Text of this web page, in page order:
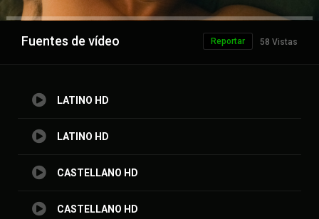
Anuncio
Fuentes de vídeo 58 Vistas
Reportar
LATINO HD
LATINO HD
CASTELLANO HD
CASTELLANO HD